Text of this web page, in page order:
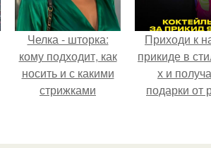
Челка - шторка:
кому подходит, как
носить и с какими
стрижками
Приходи к
прикиде в
х и
подарки от